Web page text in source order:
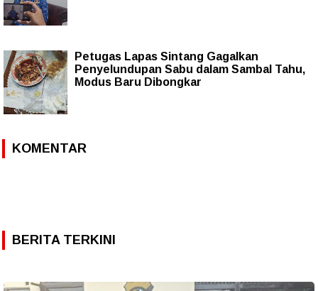
Petugas Lapas Sintang Gagalkan
Penyelundupan Sabu dalam Sambal Tahu,
Modus Baru Dibongkar
KOMENTAR
BERITA TERKINI